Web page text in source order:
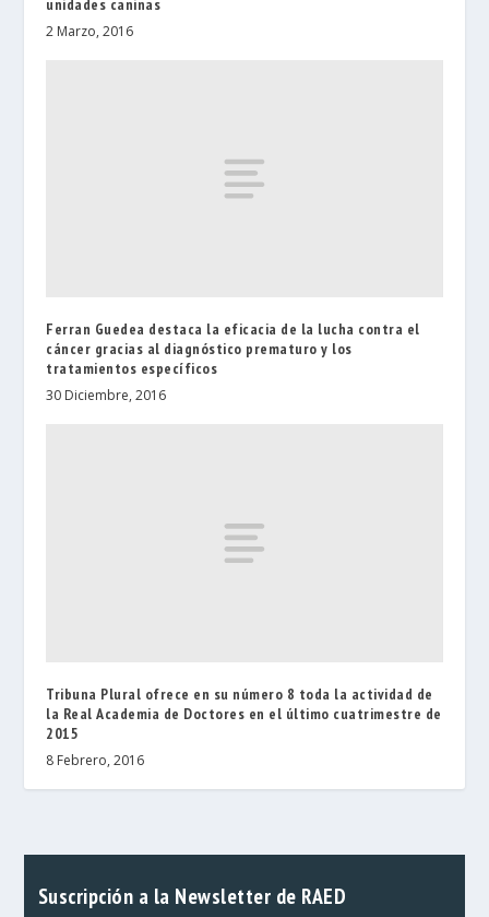
unidades caninas
2 Marzo, 2016
Ferran Guedea destaca la eficacia de la lucha contra el
cáncer gracias al diagnóstico prematuro y los
tratamientos específicos
30 Diciembre, 2016
Tribuna Plural ofrece en su número 8 toda la actividad de
la Real Academia de Doctores en el último cuatrimestre de
2015
8 Febrero, 2016
Suscripción a la Newsletter de RAED